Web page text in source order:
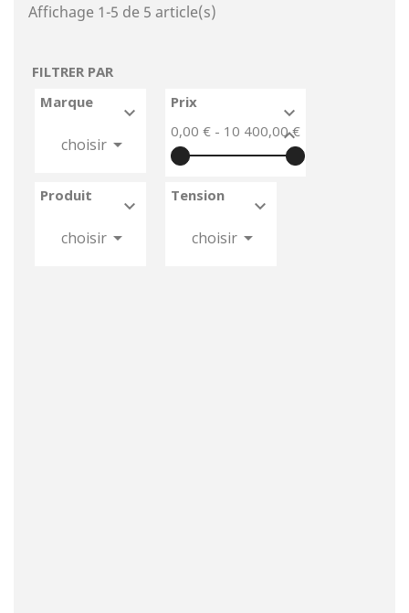
Affichage 1-5 de 5 article(s)
FILTRER PAR
Marque

choisir 
Prix


0,00 € - 10 400,00 €
Produit

choisir 
Tension

choisir 